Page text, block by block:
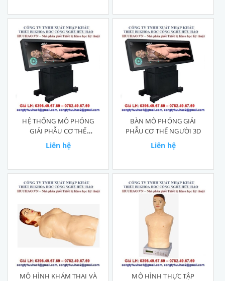
HỆ THỐNG MÔ PHỎNG
GIẢI PHẪU CƠ THỂ
NGƯỜI 3D
Liên hệ
BÀN MÔ PHỎNG GIẢI
PHẪU CƠ THỂ NGƯỜI 3D
Liên hệ
MÔ HÌNH KHÁM THAI VÀ
MÔ HÌNH THỰC TẬP